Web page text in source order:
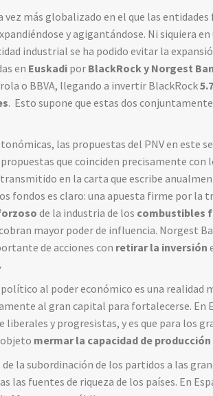
vez más globalizado en el que las
y agigantándose. Ni siquiera en
industrial se ha podido evitar la
en Euskadi por BlackRock y Norgest
o BBVA, llegando a invertir BlackRock
. Esto supone que estas dos
las propuestas del PNV en este
que coinciden precisamente con
en la carta que escribe
fondos es claro: una apuesta firme por la
de la industria de los combustibles
mayor poder de influencia. Norgest
de acciones con retirar la inversión
al poder económico es una realidad
al gran capital para fortalecerse. En
liberales y progresistas, y es que para los
mermar la capacidad de
de la subordinación de los partidos a las
las fuentes de riqueza de los países. En